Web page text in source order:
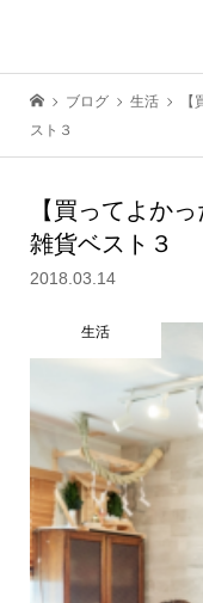
ブログ 生活
スト３
【買ってよか
雑貨ベスト３
2018.03.14
生活